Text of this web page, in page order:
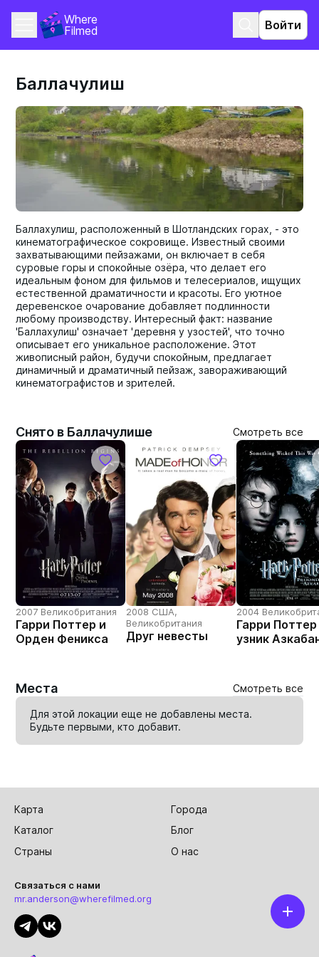
Where
Filmed
Войти
Баллачулиш
Баллахулиш, расположенный в Шотландских горах, - это
кинематографическое сокровище. Известный своими
захватывающими пейзажами, он включает в себя
суровые горы и спокойные озёра, что делает его
идеальным фоном для фильмов и телесериалов, ищущих
естественной драматичности и красоты. Его уютное
деревенское очарование добавляет подлинности
любому производству. Интересный факт: название
'Баллахулиш' означает 'деревня у узостей', что точно
описывает его уникальное расположение. Этот
живописный район, будучи спокойным, предлагает
динамичный и драматичный пейзаж, завораживающий
кинематографистов и зрителей.
Снято в Баллачулише Смотреть все
2007 Великобритания
Гарри Поттер и
Орден Феникса
2008 США,
Великобритания
Друг невесты
2004
Гарри
узник
Места Смотреть все
Для этой локации еще не добавлены места.
Будьте первыми, кто добавит.
Карта
Города
Каталог
Блог
Страны
О нас
Связаться с нами
mr.anderson@wherefilmed.org